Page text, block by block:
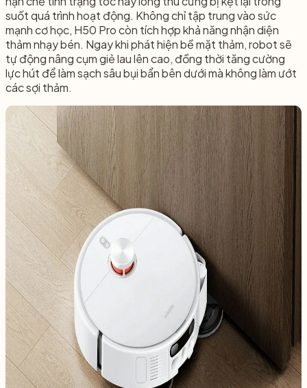
suốt quá trình hoạt động. Không chỉ tập trung vào sức
mạnh cơ học, H50 Pro còn tích hợp khả năng nhận diện
thảm nhạy bén. Ngay khi phát hiện bề mặt thảm, robot sẽ
tự động nâng cụm giẻ lau lên cao, đồng thời tăng cường
lực hút để làm sạch sâu bụi bẩn bên dưới mà không làm ướt
các sợi thảm.